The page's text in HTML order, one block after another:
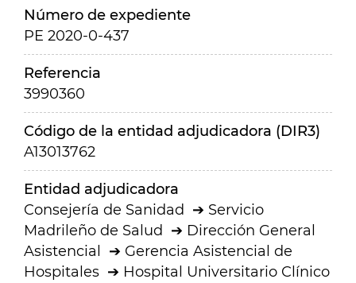
Número de expediente
PE 2020-0-437
Referencia
3990360
Código de la entidad adjudicadora (DIR3)
A13013762
Entidad adjudicadora
Consejería de Sanidad
Servicio
Madrileño de Salud
Dirección General
Asistencial
Gerencia Asistencial de
Hospitales
Hospital Universitario Clínico